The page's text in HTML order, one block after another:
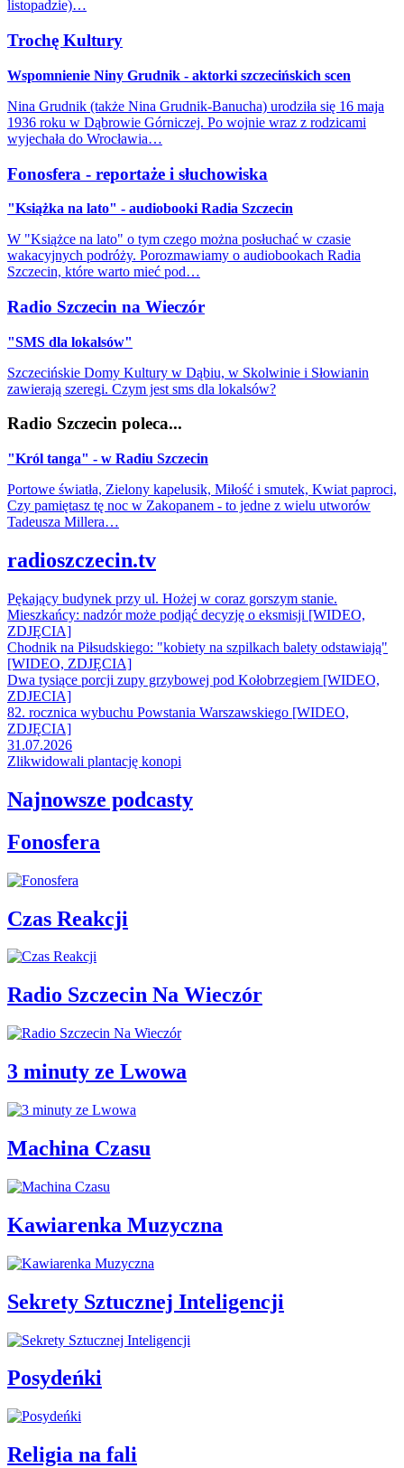
listopadzie)…
Trochę Kultury
Wspomnienie Niny Grudnik - aktorki szczecińskich scen
Nina Grudnik (także Nina Grudnik-Banucha) urodziła się 16 maja
1936 roku w Dąbrowie Górniczej. Po wojnie wraz z rodzicami
wyjechała do Wrocławia…
Fonosfera - reportaże i słuchowiska
"Książka na lato" - audiobooki Radia Szczecin
W "Książce na lato" o tym czego można posłuchać w czasie
wakacyjnych podróży. Porozmawiamy o audiobookach Radia
Szczecin, które warto mieć pod…
Radio Szczecin na Wieczór
"SMS dla lokalsów"
Szczecińskie Domy Kultury w Dąbiu, w Skolwinie i Słowianin
zawierają szeregi. Czym jest sms dla lokalsów?
Radio Szczecin poleca...
"Król tanga" - w Radiu Szczecin
Portowe światła, Zielony kapelusik, Miłość i smutek, Kwiat paproci,
Czy pamiętasz tę noc w Zakopanem - to jedne z wielu utworów
Tadeusza Millera…
radioszczecin.tv
Pękający budynek przy ul. Hożej w coraz gorszym stanie.
Mieszkańcy: nadzór może podjąć decyzję o eksmisji [WIDEO,
ZDJĘCIA]
Chodnik na Piłsudskiego: "kobiety na szpilkach balety odstawiają"
[WIDEO, ZDJĘCIA]
Dwa tysiące porcji zupy grzybowej pod Kołobrzegiem [WIDEO,
ZDJECIA]
82. rocznica wybuchu Powstania Warszawskiego [WIDEO,
ZDJĘCIA]
31.07.2026
Zlikwidowali plantację konopi
Najnowsze podcasty
Fonosfera
Czas Reakcji
Radio Szczecin Na Wieczór
3 minuty ze Lwowa
Machina Czasu
Kawiarenka Muzyczna
Sekrety Sztucznej Inteligencji
Posydeńki
Religia na fali